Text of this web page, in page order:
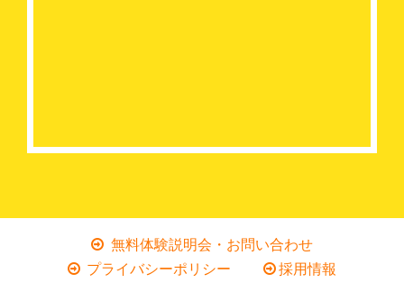
無料体験説明会・お問い合わせ
プライバシーポリシー
採用情報